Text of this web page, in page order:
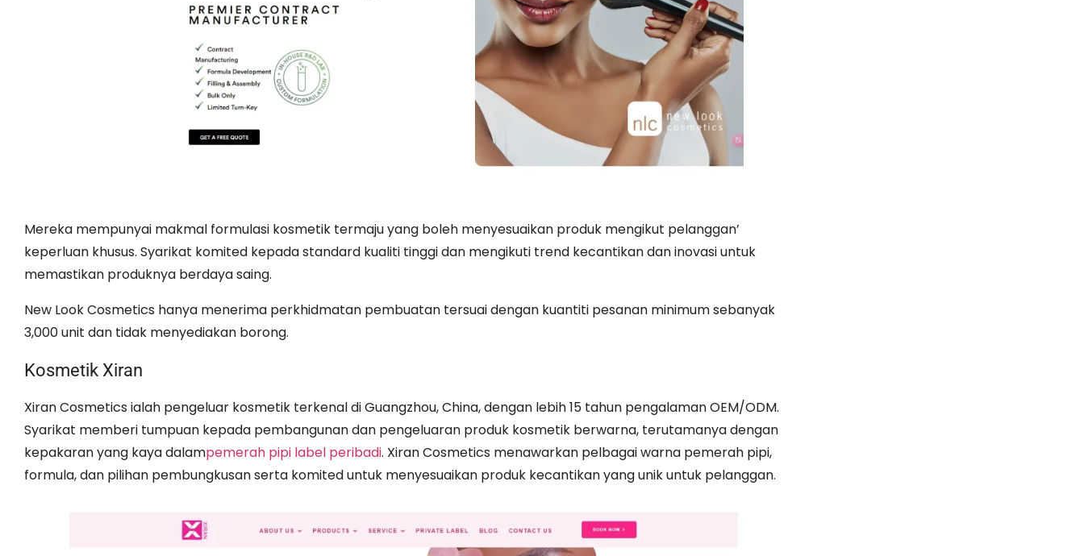
Mereka mempunyai makmal formulasi kosmetik termaju yang boleh menyesuaikan produk mengikut pelanggan’
keperluan khusus. Syarikat komited kepada standard kualiti tinggi dan mengikuti trend kecantikan dan inovasi untuk
memastikan produknya berdaya saing.
New Look Cosmetics hanya menerima perkhidmatan pembuatan tersuai dengan kuantiti pesanan minimum sebanyak
3,000 unit dan tidak menyediakan borong.
Kosmetik Xiran
Xiran Cosmetics ialah pengeluar kosmetik terkenal di Guangzhou, China, dengan lebih 15 tahun pengalaman OEM/ODM.
Syarikat memberi tumpuan kepada pembangunan dan pengeluaran produk kosmetik berwarna, terutamanya dengan
kepakaran yang kaya dalampemerah pipi label peribadi. Xiran Cosmetics menawarkan pelbagai warna pemerah pipi,
formula, dan pilihan pembungkusan serta komited untuk menyesuaikan produk kecantikan yang unik untuk pelanggan.